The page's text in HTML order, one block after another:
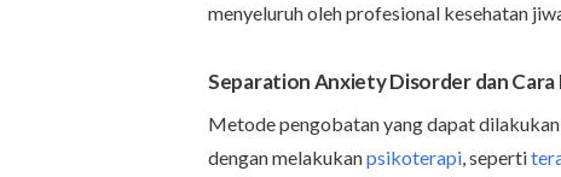
menyeluruh oleh profesional kesehatan
Separation Anxiety Disorder dan
Metode pengobatan yang dapat
dengan melakukanpsikoterapi, seperti